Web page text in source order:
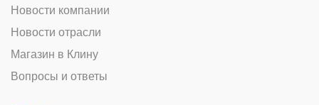
Новости компании
Новости отрасли
Магазин в Клину
Вопросы и ответы